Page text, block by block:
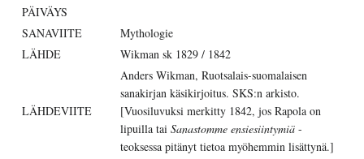
PÄIVÄYS
SANAVIITE
Mythologie
LÄHDE
Wikman sk 1829 / 1842
LÄHDEVIITE
Anders Wikman, Ruotsalais-suomalaisen
sanakirjan käsikirjoitus. SKS:n arkisto.
[Vuosiluvuksi merkitty 1842, jos Rapola on
lipuilla tai Sanastomme ensiesiintymiä -
teoksessa pitänyt tietoa myöhemmin lisättynä.]